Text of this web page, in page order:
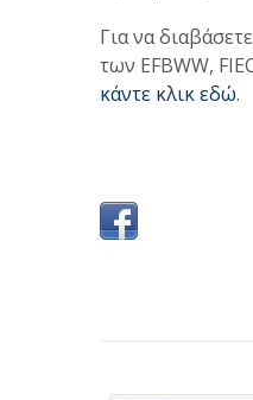
Για να
των EFBWW,
κάντε κλικ εδώ.